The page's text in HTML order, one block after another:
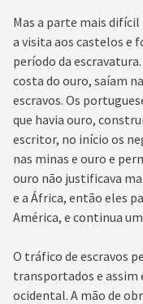
Mas a parte mais
a visita aos castelos e
período da
costa do ouro, saíam
escravos. Os
que havia ouro,
escritor, no início os
nas minas e ouro e
ouro não justificava
e a África, então eles
América, e continua
O tráfico de escravos
transportados e assim
ocidental. A mão de